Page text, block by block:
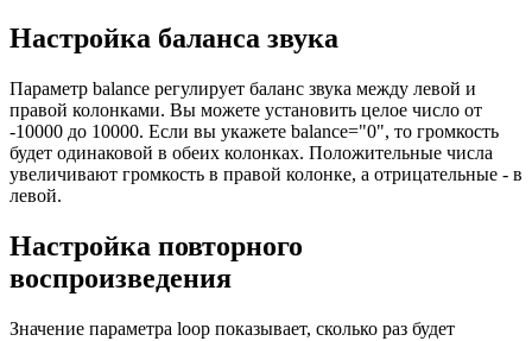
Настройка баланса звука
Параметр balance регулирует баланс звука между левой и
правой колонками. Вы можете установить целое число от
-10000 до 10000. Если вы укажете balance="0", то громкость
будет одинаковой в обеих колонках. Положительные числа
увеличивают громкость в правой колонке, а отрицательные - в
левой.
Настройка повторного
воспроизведения
Значение параметра loop показывает, сколько раз будет